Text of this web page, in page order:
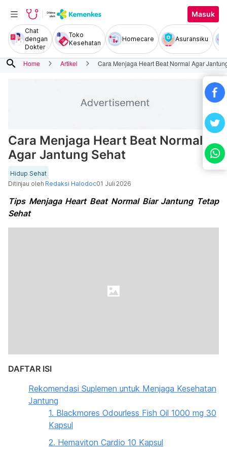
Masuk
Chat
dengan
Dokter
Toko
Kesehatan
Homecare Asuransiku
search Home Artikel Cara Menjaga Heart Beat Normal Agar
Cara Menjaga Heart Beat Normal
Agar Jantung Sehat
Hidup Sehat
Ditinjau oleh Redaksi Halodoc01 Juli 2026
Tips Menjaga Heart Beat Normal Biar Jantung Tetap
Sehat
DAFTAR ISI
Rekomendasi Suplemen untuk Menjaga Kesehatan
Jantung
1. Blackmores Odourless Fish Oil 1000 mg 30
Kapsul
2. Hemaviton Cardio 10 Kapsul